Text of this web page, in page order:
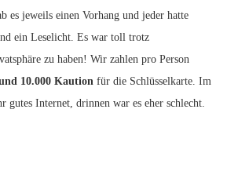
es jeweils einen Vorhang und jeder hatte
ein Leselicht. Es war toll trotz
zu haben! Wir zahlen pro Person
10.000 Kaution für die Schlüsselkarte. Im
gutes Internet, drinnen war es eher schlecht.